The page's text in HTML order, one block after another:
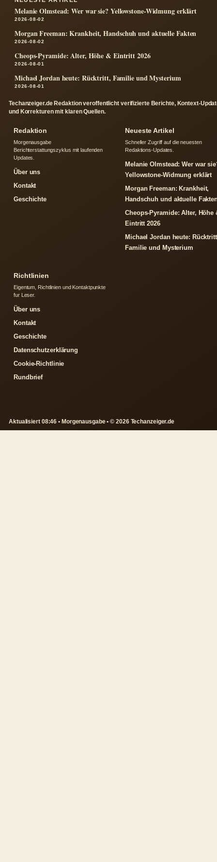
Melanie Olmstead: Wer war sie? Yellowstone-Widmung erklärt
2026-08-02
Morgan Freeman: Krankheit, Handschuh und aktuelle Fakten
2026-08-02
Cheops-Pyramide: Alter, Höhe & Eintritt 2026
2026-08-01
Michael Jordan heute: Rücktritt, Familie und Mysterium
2026-08-01
Techanzeiger.de Redaktion veroffentlicht verifizierte Berichte, Kontext-
und Korrekturen mit klaren Quellen.
Redaktion
Morgenausgabe
Berichterstattungszyklus mit laufenden
Updates.
Über uns
Kontakt
Geschichte
Neueste Artikel
Schneller Zugriff auf die neuesten
Redaktions-Updates.
Melanie Olmstead: Wer war
Yellowstone-Widmung erklärt
Morgan Freeman: Krankheit,
Handschuh und aktuelle
Cheops-Pyramide: Alter, Höhe
Eintritt 2026
Michael Jordan heute:
Familie und Mysterium
Richtlinien
Eigentum, Richtlinien und Kontaktpunkte
fur Leser.
Über uns
Kontakt
Geschichte
Datenschutzerklärung
Cookie-Richtlinie
Rundbrief
Aktualisiert 08:46 • Morgenausgabe • © 2026 Techanzeiger.de